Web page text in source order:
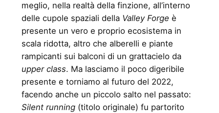
meglio, nella realtà della finzione, all’interno
delle cupole spaziali della Valley Forge è
presente un vero e proprio ecosistema in
scala ridotta, altro che alberelli e piante
rampicanti sui balconi di un grattacielo da
upper class. Ma lasciamo il poco digeribile
presente e torniamo al futuro del 2022,
facendo anche un piccolo salto nel passato:
Silent running (titolo originale) fu partorito